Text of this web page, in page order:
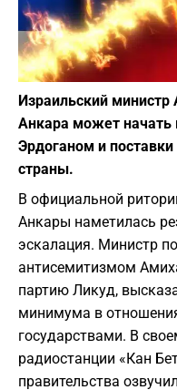
Израильский
Анкара может начать
Эрдоганом и
страны.
В официальной
Анкары наметилась
эскалация. Министр
антисемитизмом
партию Ликуд,
минимума в
государствами. В
радиостанции «Кан
правительства